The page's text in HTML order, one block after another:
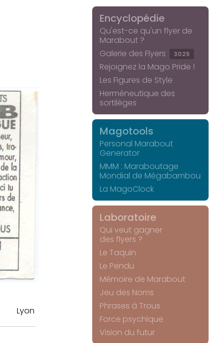
Lyon
Encyclopédie
Qu'est-ce qu'un flyer de
Marabout ?
Galerie des Flyers
3025
Rejoignez la Mago Pride !
Les Figures de Style
Herméneutique des
sortilèges
Magotools
Personal Marabout
Generator
MMM : Maraboutage
Mondial de Mégabambou
La MagoClock
Laboratoire
Qui veut gagner
des flyers ?
Le Taquin
Le Pendu
Mémoire de Marabout
Jeu des Noms
Phrases à Trous
Force psychique
Vision du futur